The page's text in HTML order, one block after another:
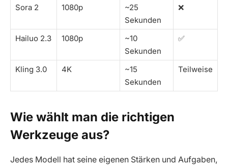
Sora 2 1080p
~25
Sekunden
❌
Hailuo 2.3 1080p
~10
Sekunden
✅
Kling 3.0 4K
~15
Sekunden
Teilweise
Wie wählt man die richtigen
Werkzeuge aus?
Jedes Modell hat seine eigenen Stärken und Aufgaben,